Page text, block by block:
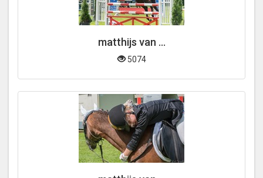
matthijs van ...
5074